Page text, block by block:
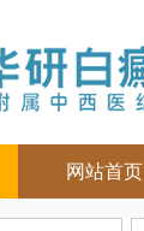
网站首页